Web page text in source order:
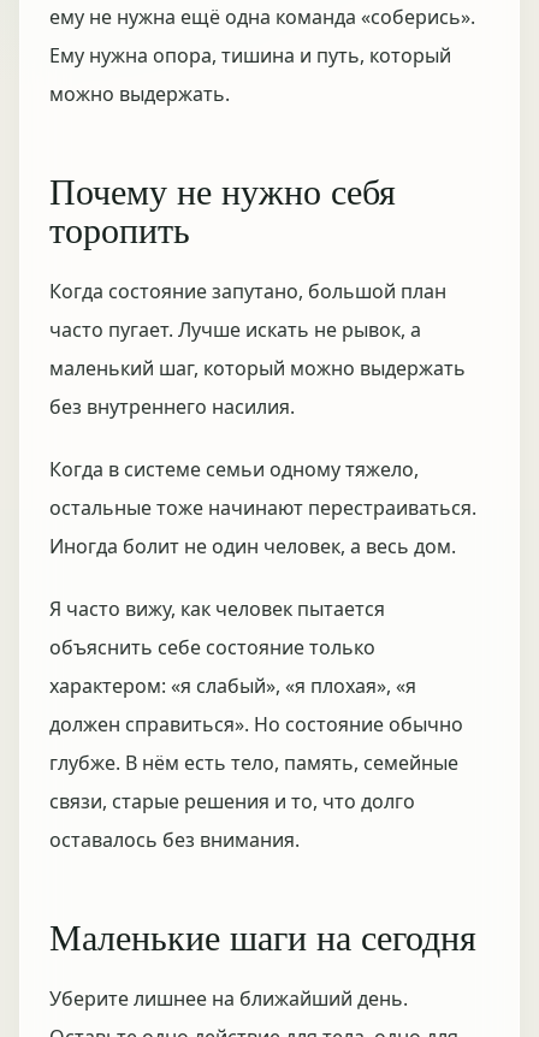
ему не нужна ещё одна команда «соберись».
Ему нужна опора, тишина и путь, который
можно выдержать.
Почему не нужно себя
торопить
Когда состояние запутано, большой план
часто пугает. Лучше искать не рывок, а
маленький шаг, который можно выдержать
без внутреннего насилия.
Когда в системе семьи одному тяжело,
остальные тоже начинают перестраиваться.
Иногда болит не один человек, а весь дом.
Я часто вижу, как человек пытается
объяснить себе состояние только
характером: «я слабый», «я плохая», «я
должен справиться». Но состояние обычно
глубже. В нём есть тело, память, семейные
связи, старые решения и то, что долго
оставалось без внимания.
Маленькие шаги на сегодня
Уберите лишнее на ближайший день.